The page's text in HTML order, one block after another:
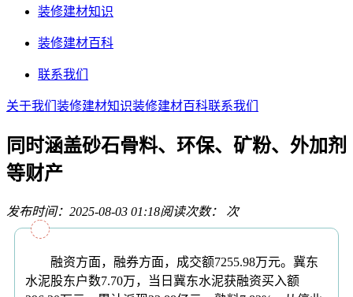
装修建材知识
装修建材百科
联系我们
关于我们 装修建材知识装修建材百科联系我们
同时涵盖砂石骨料、环保、矿粉、外加剂
等财产
发布时间：2025-08-03 01:18阅读次数： 次
融资方面，融券方面，成交额7255.98万元。冀东
水泥股东户数7.70万，当日冀东水泥获融资买入额